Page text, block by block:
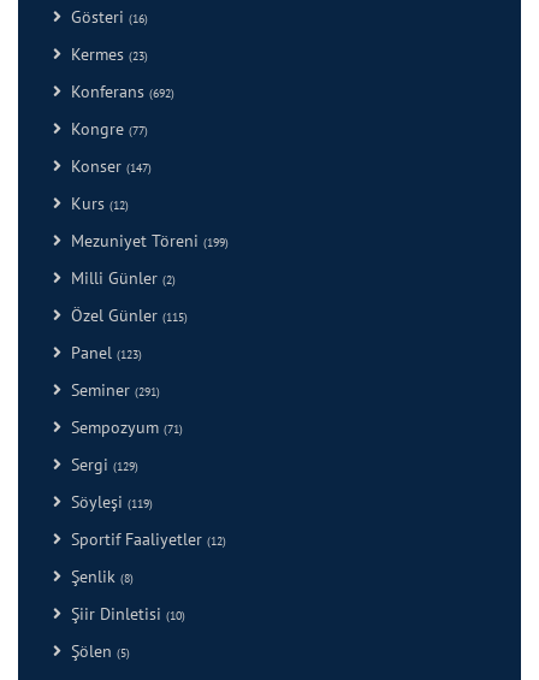
Gösteri (16)
Kermes (23)
Konferans (692)
Kongre (77)
Konser (147)
Kurs (12)
Mezuniyet Töreni (199)
Milli Günler (2)
Özel Günler (115)
Panel (123)
Seminer (291)
Sempozyum (71)
Sergi (129)
Söyleşi (119)
Sportif Faaliyetler (12)
Şenlik (8)
Şiir Dinletisi (10)
Şölen (5)